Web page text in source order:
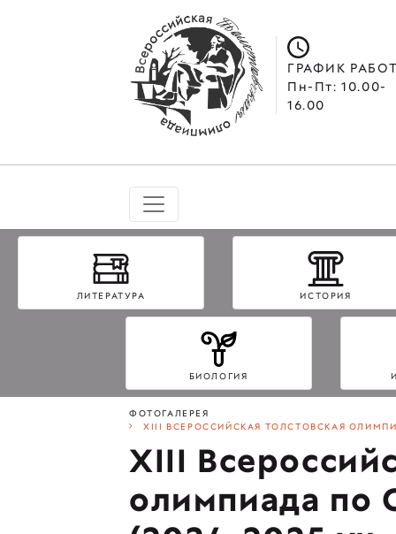
ГРАФИК
Пн-Пт: 10.00-
16.00
ЛИТЕРАТУРА ИСТОРИЯ
БИОЛОГИЯ
ФОТОГАЛЕРЕЯ
XIII ВСЕРОССИЙСКАЯ ТОЛСТОВСКАЯ
XIII
олимпиада по